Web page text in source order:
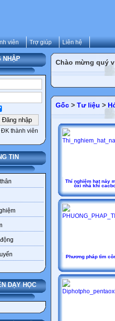
viên Trợ giúp Liên hệ
NHẬP
ĐK thành viên
TIN
DẠY HỌC
Chào mừng quý
Gốc > Tư liệu >
Thí nghiệm hạt nảy
ôxi nhả khí
Phương pháp tìm